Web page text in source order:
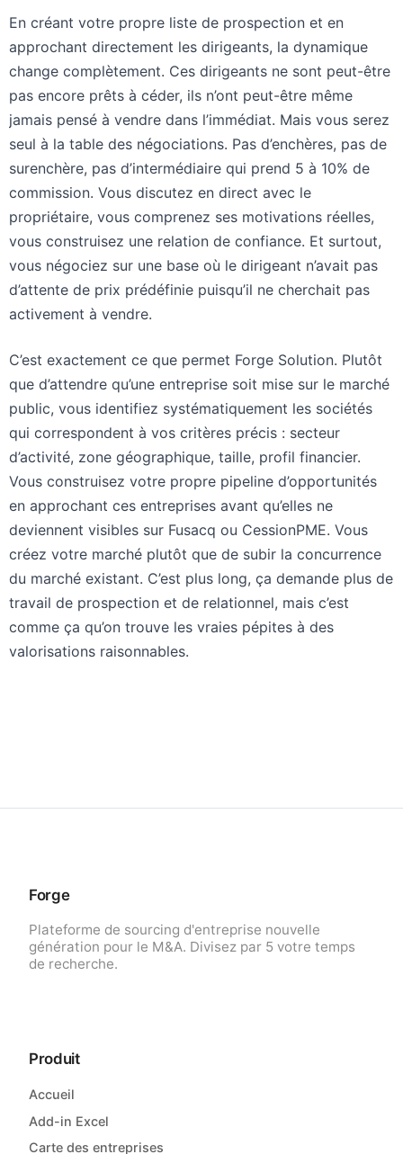
En créant votre propre liste de prospection et en
approchant directement les dirigeants, la dynamique
change complètement. Ces dirigeants ne sont peut-être
pas encore prêts à céder, ils n’ont peut-être même
jamais pensé à vendre dans l’immédiat. Mais vous serez
seul à la table des négociations. Pas d’enchères, pas de
surenchère, pas d’intermédiaire qui prend 5 à 10% de
commission. Vous discutez en direct avec le
propriétaire, vous comprenez ses motivations réelles,
vous construisez une relation de confiance. Et surtout,
vous négociez sur une base où le dirigeant n’avait pas
d’attente de prix prédéfinie puisqu’il ne cherchait pas
activement à vendre.
C’est exactement ce que permet Forge Solution. Plutôt
que d’attendre qu’une entreprise soit mise sur le marché
public, vous identifiez systématiquement les sociétés
qui correspondent à vos critères précis : secteur
d’activité, zone géographique, taille, profil financier.
Vous construisez votre propre pipeline d’opportunités
en approchant ces entreprises avant qu’elles ne
deviennent visibles sur Fusacq ou CessionPME. Vous
créez votre marché plutôt que de subir la concurrence
du marché existant. C’est plus long, ça demande plus de
travail de prospection et de relationnel, mais c’est
comme ça qu’on trouve les vraies pépites à des
valorisations raisonnables.
Forge
Plateforme de sourcing d'entreprise nouvelle
génération pour le M&A. Divisez par 5 votre temps
de recherche.
Produit
Accueil
Add-in Excel
Carte des entreprises